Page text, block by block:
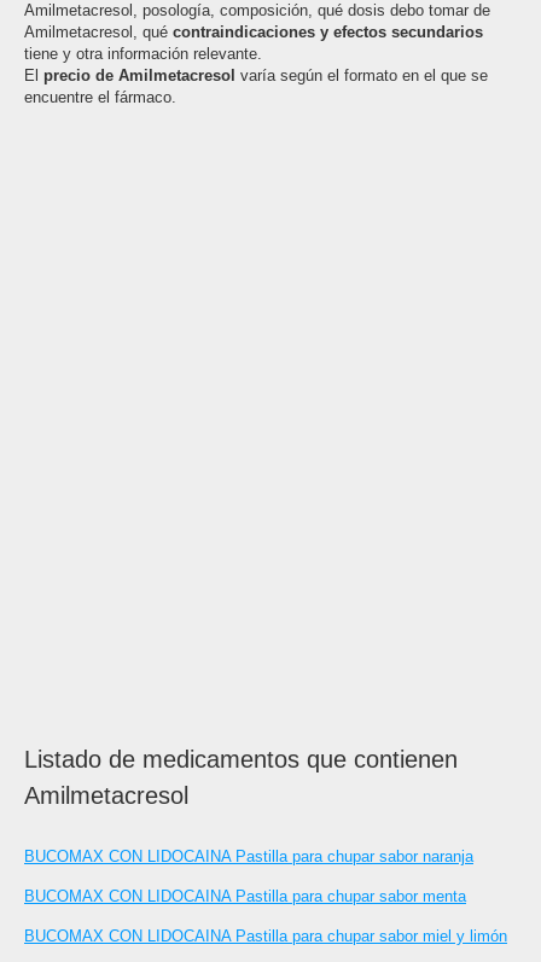
Amilmetacresol, posología, composición, qué dosis debo tomar de
Amilmetacresol, qué contraindicaciones y efectos secundarios
tiene y otra información relevante.
El precio de Amilmetacresol varía según el formato en el que se
encuentre el fármaco.
Listado de medicamentos que contienen
Amilmetacresol
BUCOMAX CON LIDOCAINA Pastilla para chupar sabor naranja
BUCOMAX CON LIDOCAINA Pastilla para chupar sabor menta
BUCOMAX CON LIDOCAINA Pastilla para chupar sabor miel y limón